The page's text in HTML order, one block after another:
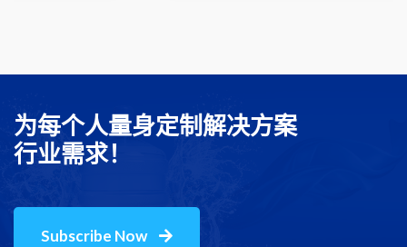
为每个人量身定制解决方案
行业需求！
Subscribe Now